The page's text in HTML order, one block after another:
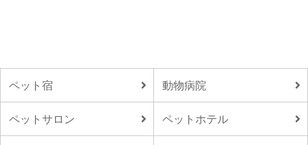
ペット宿 動物病院
ペットサロン ペットホテル